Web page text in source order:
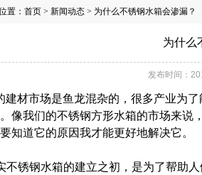
置： 首页 > 新闻动态 > 为什么不锈钢水箱会渗漏？
为什么
发布时间：
建材市场是鱼龙混杂的，很多产业为
像我们的不锈钢方形水箱的市场来说
知道它的原因我才能更好地解决它。
不锈钢水箱的建立之初，是为了帮助